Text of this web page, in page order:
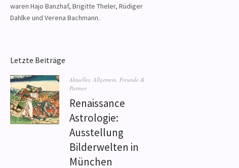
waren Hajo Banzhaf, Brigitte Theler, Rüdiger
Dahlke und Verena Bachmann.
Letzte Beiträge
Aktuelles, Allgemein, Freunde &
Partner
Renaissance
Astrologie:
Ausstellung
Bilderwelten in
München